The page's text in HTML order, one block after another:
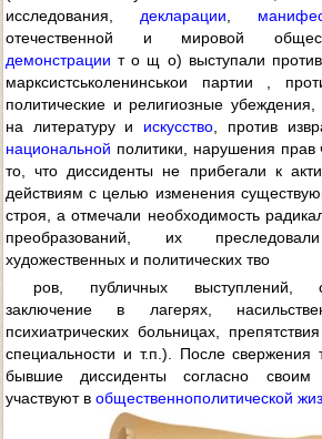
исследования, декларации
отечественной и мировой
демонстрации т о щ о) выступали
марксистськоленинськои партии ,
политические и религиозные
на литературу и искусство , против
национальной политики, нарушения
то, что диссиденты не прибегали к
действиям с целью изменения
строя, а отмечали необходимость
преобразований, их
художественных и политических тво
ров, публичных выступлений,
заключение в лагерях,
психиатрических больницах,
специальности и т.п.). После свержения
бывшие диссиденты согласно своим
участвуют в общественнополитической